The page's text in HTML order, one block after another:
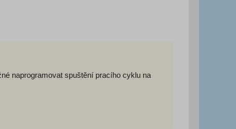
naprogramovat spuštění pracího cyklu na